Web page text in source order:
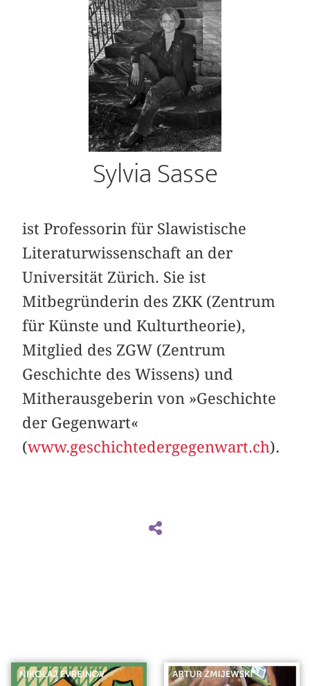
Sylvia Sasse
ist Professorin für Slawistische
Literaturwissenschaft an der
Universität Zürich. Sie ist
Mitbegründerin des ZKK (Zentrum
für Künste und Kulturtheorie),
Mitglied des ZGW (Zentrum
Geschichte des Wissens) und
Mitherausgeberin von »Geschichte
der Gegenwart«
(www.geschichtedergegenwart.ch).